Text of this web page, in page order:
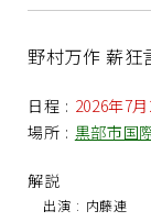
野村万作 薪狂
日程 : 2026年7
場所 : 黒部市国
解説
出演 : 内藤連